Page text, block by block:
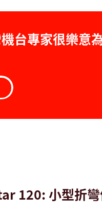
台專家很樂意
120: 小型折